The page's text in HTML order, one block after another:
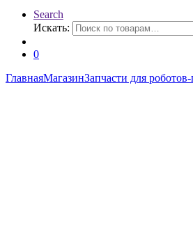
Search
Искать:
0
ГлавнаяМагазинЗапчасти для